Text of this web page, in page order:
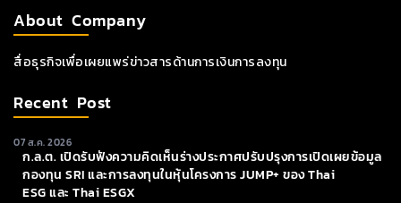
About Company
สื่อธุรกิจเพื่อเผยแพร่ข่าวสารด้านการเงินการลงทุน
Recent Post
07 ส.ค. 2026
ก.ล.ต. เปิดรับฟังความคิดเห็นร่างประกาศปรับปรุงการเปิดเผยข้อมูล
กองทุน SRI และการลงทุนในหุ้นโครงการ JUMP+ ของ Thai
ESG และ Thai ESGX